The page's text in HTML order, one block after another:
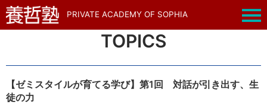
PRIVATE ACADEMY OF SOPHIA
TOPICS
【ゼミスタイルが育てる学び】第1回 対話が引き出す、生
徒の力